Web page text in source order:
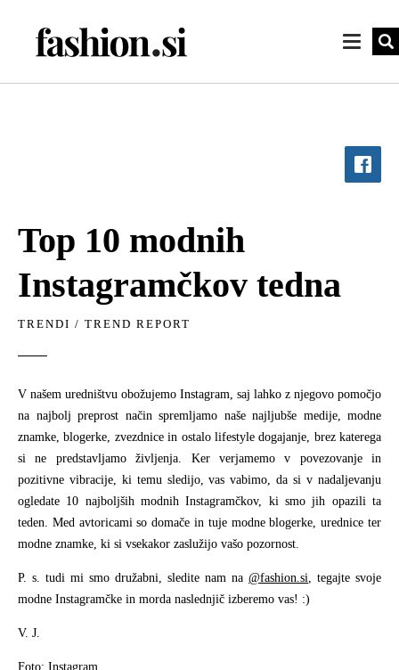
Top 10 modnih
Instagramčkov tedna
TRENDI / TREND REPORT
V našem uredništvu obožujemo Instagram, saj lahko z njegovo pomočjo
na najbolj preprost način spremljamo naše najljubše medije, modne
znamke, blogerke, zvezdnice in ostalo lifestyle dogajanje, brez katerega
si ne predstavljamo življenja. Ker verjamemo v povezovanje in
pozitivne vibracije, ki temu sledijo, vas vabimo, da si v nadaljevanju
ogledate 10 najboljših modnih Instagramčkov, ki smo jih opazili ta
teden. Med avtoricami so domače in tuje modne blogerke, urednice ter
modne znamke, ki si vsekakor zaslužijo vašo pozornost.
P. s. tudi mi smo družabni, sledite nam na @fashion.si, tegajte svoje
modne Instagramčke in morda naslednjič izberemo vas! :)
V. J.
Foto: Instagram